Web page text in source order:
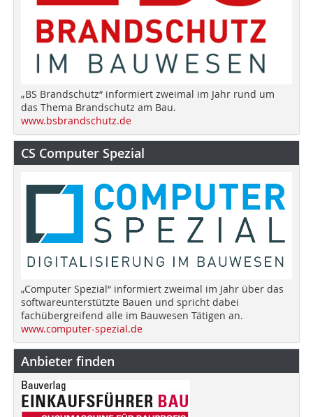
„BS Brandschutz“ informiert zweimal im Jahr rund um
das Thema Brandschutz am Bau.
www.bsbrandschutz.de
CS Computer Spezial
„Computer Spezial“ informiert zweimal im Jahr über das
softwareunterstützte Bauen und spricht dabei
fachübergreifend alle im Bauwesen Tätigen an.
www.computer-spezial.de
Anbieter finden